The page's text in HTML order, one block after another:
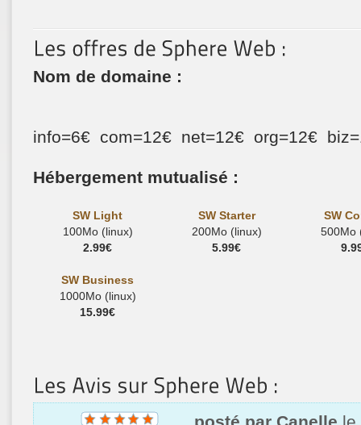
Nom de domaine :
info=6€ com=12€ net=12€ org=12€
Hébergement mutualisé :
SW Light
100Mo (linux)
2.99€
SW Starter
200Mo (linux)
5.99€
SW
500Mo
SW Business
1000Mo (linux)
15.99€